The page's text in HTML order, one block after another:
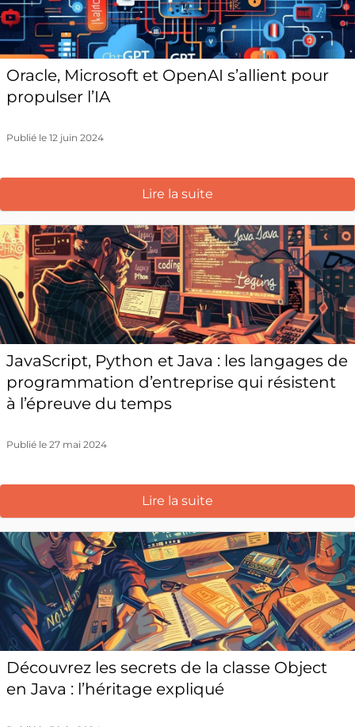
Oracle, Microsoft et OpenAI s’allient pour
propulser l’IA
Publié le 12 juin 2024
Lire la suite
JavaScript, Python et Java : les langages de
programmation d’entreprise qui résistent
à l’épreuve du temps
Publié le 27 mai 2024
Lire la suite
Découvrez les secrets de la classe Object
en Java : l’héritage expliqué